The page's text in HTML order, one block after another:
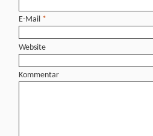
E-Mail *
Website
Kommentar